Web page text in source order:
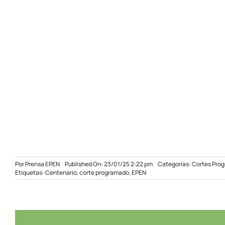
PorPrensa EPEN Published On: 23/01/25 2:22 pm Categorías:Cortes
Etiquetas:Centenario,corte programado,EPEN